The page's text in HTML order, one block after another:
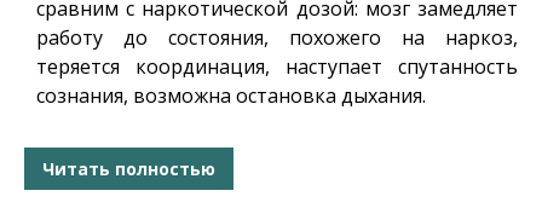
сравним с наркотической дозой: мозг замедляет
работу до состояния, похожего на наркоз,
теряется координация, наступает спутанность
сознания, возможна остановка дыхания.
Читать полностью